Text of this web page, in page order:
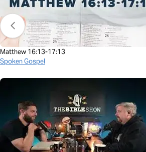
Matthew 16:13-17:13
Spoken Gospel